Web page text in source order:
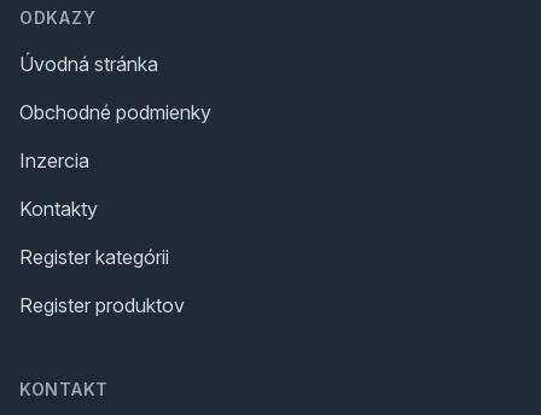
ODKAZY
Úvodná stránka
Obchodné podmienky
Inzercia
Kontakty
Register kategórii
Register produktov
KONTAKT